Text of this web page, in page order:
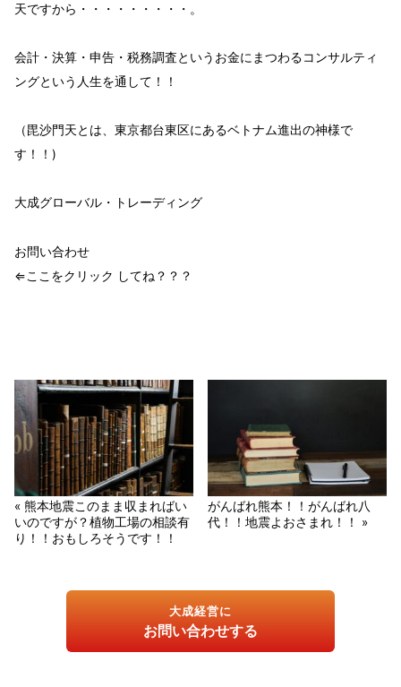
天ですから・・・・・・・・・。
会計・決算・申告・税務調査という お金にまつわるコンサルティ
ングという 人生を通して！！
（毘沙門天とは、東京都台東区にあるベトナム進出の神様で
す！！)
大成グローバル・トレーディング
お問い合わせ
⇐ここをクリック してね？？？
« 熊本地震このまま収まればい
いのですが？植物工場の相談有
り！！おもしろそうです！！
がんばれ熊本！！がんばれ八
代！！地震よおさまれ！！ »
大成経営に
お問い合わせする